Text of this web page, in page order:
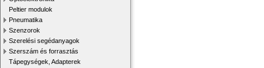
Peltier modulok
Pneumatika
Szenzorok
Szerelési segédanyagok
Szerszám és forrasztás
Tápegységek, Adapterek